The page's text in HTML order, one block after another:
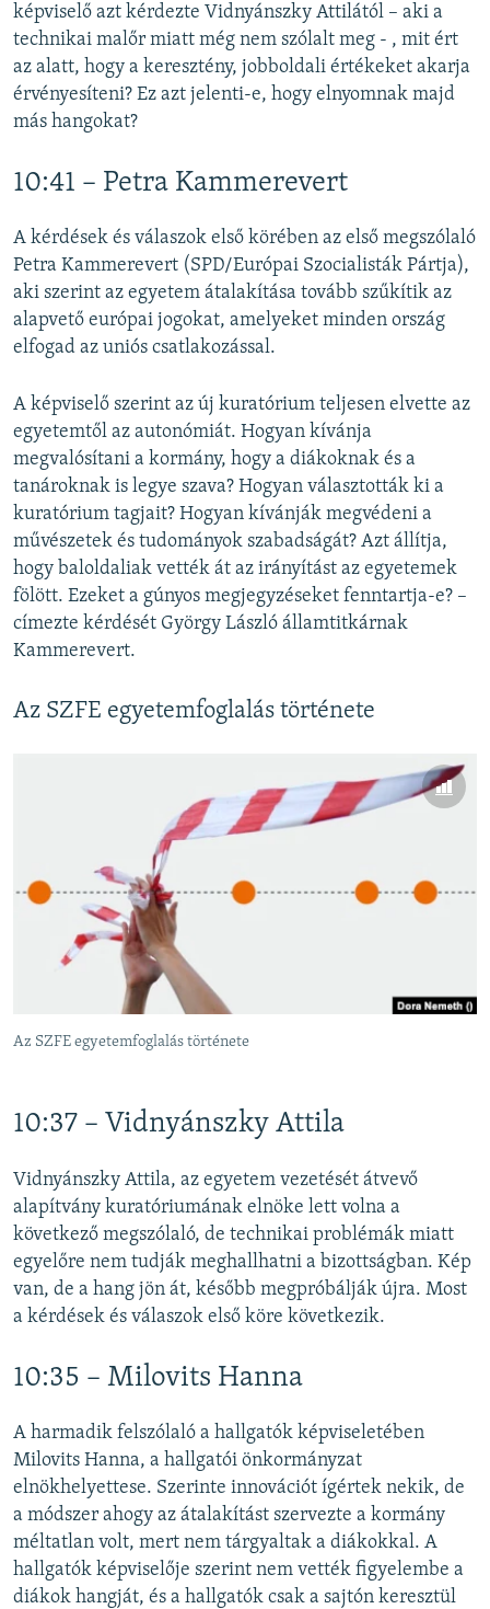
képviselő azt kérdezte Vidnyánszky Attilától – aki a
technikai malőr miatt még nem szólalt meg - , mit ért
az alatt, hogy a keresztény, jobboldali értékeket akarja
érvényesíteni? Ez azt jelenti-e, hogy elnyomnak majd
más hangokat?
10:41 – Petra Kammerevert
A kérdések és válaszok első körében az első megszólaló
Petra Kammerevert (SPD/Európai Szocialisták Pártja),
aki szerint az egyetem átalakítása tovább szűkítik az
alapvető európai jogokat, amelyeket minden ország
elfogad az uniós csatlakozással.
A képviselő szerint az új kuratórium teljesen elvette az
egyetemtől az autonómiát. Hogyan kívánja
megvalósítani a kormány, hogy a diákoknak és a
tanároknak is legye szava? Hogyan választották ki a
kuratórium tagjait? Hogyan kívánják megvédeni a
művészetek és tudományok szabadságát? Azt állítja,
hogy baloldaliak vették át az irányítást az egyetemek
fölött. Ezeket a gúnyos megjegyzéseket fenntartja-e? –
címezte kérdését György László államtitkárnak
Kammerevert.
Az SZFE egyetemfoglalás története
Az SZFE egyetemfoglalás története
10:37 – Vidnyánszky Attila
Vidnyánszky Attila, az egyetem vezetését átvevő
alapítvány kuratóriumának elnöke lett volna a
következő megszólaló, de technikai problémák miatt
egyelőre nem tudják meghallhatni a bizottságban. Kép
van, de a hang jön át, később megpróbálják újra. Most
a kérdések és válaszok első köre következik.
10:35 – Milovits Hanna
A harmadik felszólaló a hallgatók képviseletében
Milovits Hanna, a hallgatói önkormányzat
elnökhelyettese. Szerinte innovációt ígértek nekik, de
a módszer ahogy az átalakítást szervezte a kormány
méltatlan volt, mert nem tárgyaltak a diákokkal. A
hallgatók képviselője szerint nem vették figyelembe a
diákok hangját, és a hallgatók csak a sajtón keresztül